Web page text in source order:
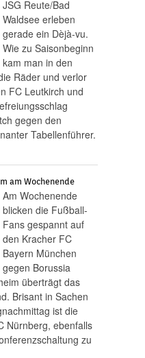
JSG Reute/Bad
Waldsee erleben
gerade ein Dèjà-vu.
Wie zu Saisonbeginn
kam man in den
Räder und verlor
FC Leutkirch und
gegen den
Tabellenführer.
am Wochenende
Am Wochenende
blicken die Fußball-
Fans gespannt auf
den Kracher FC
Bayern München
gegen Borussia
überträgt das
Brisant in Sachen
ist die
Nürnberg, ebenfalls
zu